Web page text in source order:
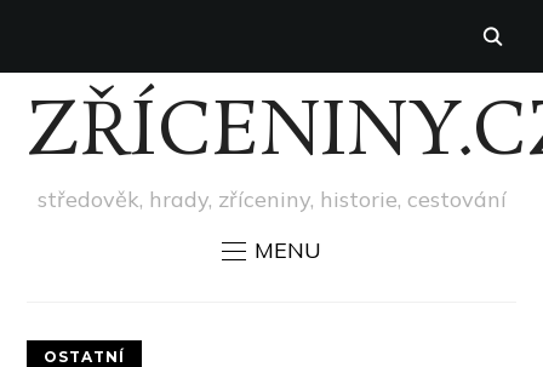
středověk, hrady, zříceniny, historie, cestování
MENU
OSTATNÍ